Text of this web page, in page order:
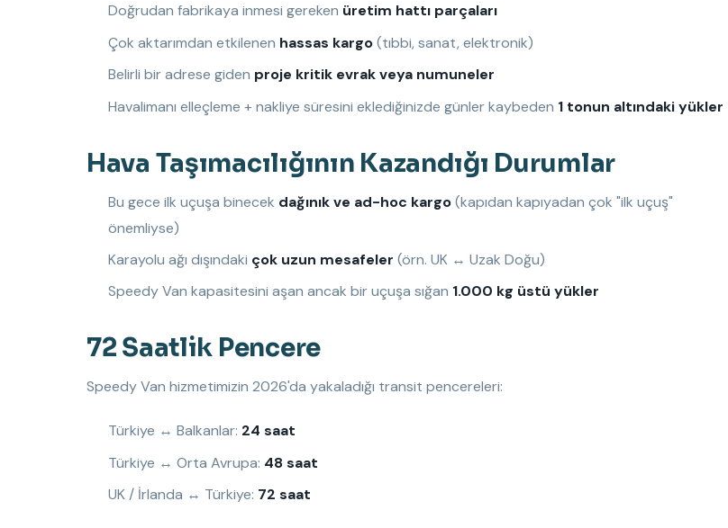
Doğrudan fabrikaya inmesi gereken üretim hattı parçaları
Çok aktarımdan etkilenen hassas kargo(tıbbi, sanat, elektronik)
Belirli bir adrese giden proje kritik evrak veya numuneler
Havalimanı elleçleme + nakliye süresini eklediğinizde günler kaybeden 1 tonun altındaki yükler
Hava Taşımacılığının Kazandığı Durumlar
Bu gece ilk uçuşa binecek dağınık ve ad-hoc kargo(kapıdan kapıyadan çok "ilk uçuş"
önemliyse)
Karayolu ağı dışındaki çok uzun mesafeler (örn. UK ↔ Uzak Doğu)
Speedy Van kapasitesini aşan ancak bir uçuşa sığan 1.000 kg üstü yükler
72 Saatlik Pencere
Speedy Van hizmetimizin 2026'da yakaladığı transit pencereleri:
Türkiye ↔ Balkanlar: 24 saat
Türkiye ↔ Orta Avrupa: 48 saat
UK / İrlanda ↔ Türkiye: 72 saat